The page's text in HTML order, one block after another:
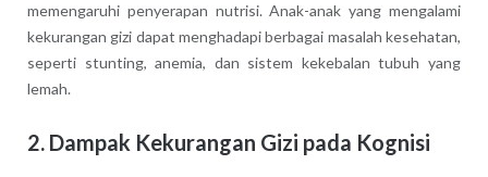
memengaruhi penyerapan nutrisi. Anak-anak yang mengalami
kekurangan gizi dapat menghadapi berbagai masalah kesehatan,
seperti stunting, anemia, dan sistem kekebalan tubuh yang
lemah.
2. Dampak Kekurangan Gizi pada Kognisi